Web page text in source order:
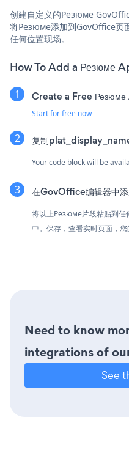
创建自定义的Резюме
将Резюме添加到GovOffice页
任何位置现场。
How To Add a Резюме
Create a Free
Start for free now
复制
Your code block will be
在GovOffice编辑器中
将以上Резюме片段粘贴到任
中。保存，查看实时页面，
Need to know
integrations of
See